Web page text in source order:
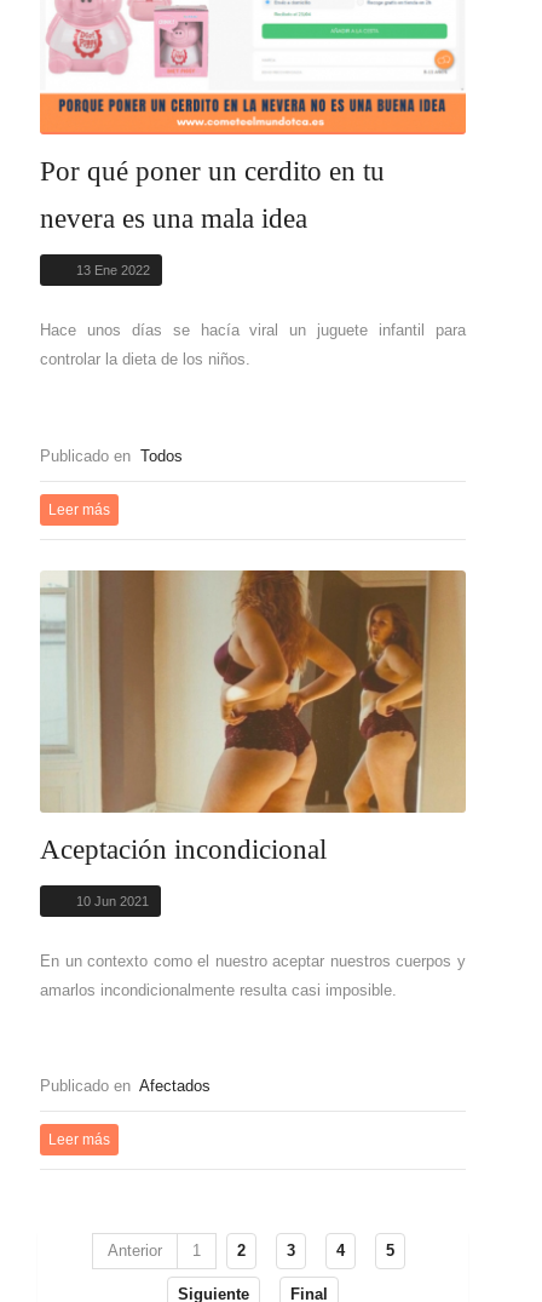
Por qué poner un cerdito en tu
nevera es una mala idea
13 Ene 2022
Hace unos días se hacía viral un juguete infantil para
controlar la dieta de los niños.
Publicado en Todos
Leer más
Aceptación incondicional
10 Jun 2021
En un contexto como el nuestro aceptar nuestros cuerpos y
amarlos incondicionalmente resulta casi imposible.
Publicado en Afectados
Leer más
Anterior 1 2 3 4 5
Siguiente Final